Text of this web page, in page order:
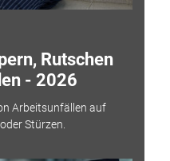
Rutschen
- 2026
Arbeitsunfällen auf
Stürzen.